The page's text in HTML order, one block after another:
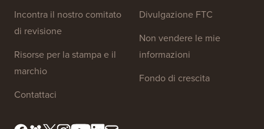
Incontra il nostro comitato
di revisione
Risorse per la stampa e il
marchio
Contattaci
Divulgazione FTC
Non vendere le mie
informazioni
Fondo di crescita